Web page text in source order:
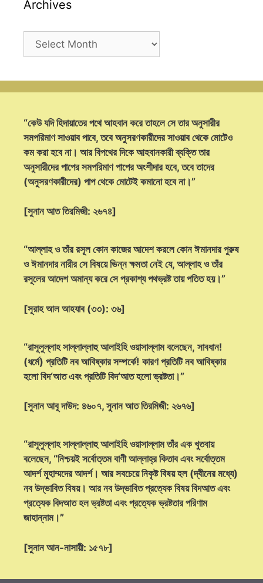
Archives
Archives
“কেউ যদি হিদায়াতের পথে আহবান করে তাহলে সে তার অনুসারীর
সমপরিমাণ সাওয়াব পাবে, তবে অনুসরণকারীদের সাওয়াব থেকে মোটেও
কম করা হবে না। আর বিপথের দিকে আহবানকারী ব্যক্তি তার
অনুসারীদের পাপের সমপরিমাণ পাপের অংশীদার হবে, তবে তাদের
(অনুসরণকারীদের) পাপ থেকে মোটেই কমানো হবে না।”
[সুনান আত তিরমিজী: ২৬৭৪]
“আল্লাহ ও তাঁর রসূল কোন কাজের আদেশ করলে কোন ঈমানদার পুরুষ
ও ঈমানদার নারীর সে বিষয়ে ভিন্ন ক্ষমতা নেই যে, আল্লাহ ও তাঁর
রসূলের আদেশ অমান্য করে সে প্রকাশ্য পথভ্রষ্ট তায় পতিত হয়।”
[সূরাহ আল আহযাব (৩৩): ৩৬]
“রাসূলুল্লাহ সাল্লাল্লাহু আলাইহি ওয়াসাল্লাম বলেছেন, সাবধান!
(ধর্মে) প্রতিটি নব আবিষ্কার সম্পর্কে! কারণ প্রতিটি নব আবিষ্কার
হলো বিদ‘আত এবং প্রতিটি বিদ‘আত হলো ভ্রষ্টতা।”
[সুনান আবূ দাউদ: ৪৬০৭, সুনান আত তিরমিজী: ২৬৭৬]
“রাসূলুল্লাহ সাল্লাল্লাহু আলাইহি ওয়াসাল্লাম তাঁর এক খুতবায়
বলেছেন, “নিশ্চয়ই সর্বোত্তম বাণী আল্লাহ্‌র কিতাব এবং সর্বোত্তম
আদর্শ মুহাম্মদের আদর্শ। আর সবচেয়ে নিকৃষ্ট বিষয় হল (দ্বীনের মধ্যে)
নব উদ্ভাবিত বিষয়। আর নব উদ্ভাবিত প্রত্যেক বিষয় বিদআত এবং
প্রত্যেক বিদআত হল ভ্রষ্টতা এবং প্রত্যেক ভ্রষ্টতার পরিণাম
জাহান্নাম।”
[সুনান আন-নাসায়ী: ১৫৭৮]